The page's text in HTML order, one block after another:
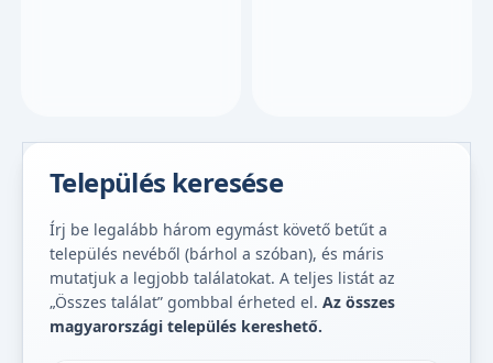
Település keresése
Írj be legalább három egymást követő betűt a
település nevéből (bárhol a szóban), és máris
mutatjuk a legjobb találatokat. A teljes listát az
„Összes találat” gombbal érheted el. Az összes
magyarországi település kereshető.